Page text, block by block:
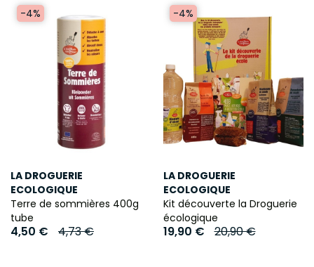
-4%
LA DROGUERIE
ECOLOGIQUE
Terre de sommières 400g
tube
4,50 € 4,73 €
-4%
LA DROGUERIE
ECOLOGIQUE
Kit découverte la Droguerie
écologique
19,90 € 20,90 €